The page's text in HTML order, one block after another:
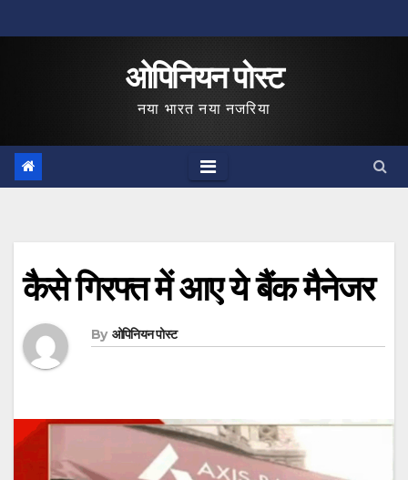
to
ओपिनियन पोस्ट
नया भारत नया नजरिया
कैसे गिरफ्त में आए ये बैंक मैनेजर
By ओपिनियन पोस्ट